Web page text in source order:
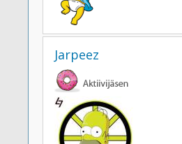
Jarpeez